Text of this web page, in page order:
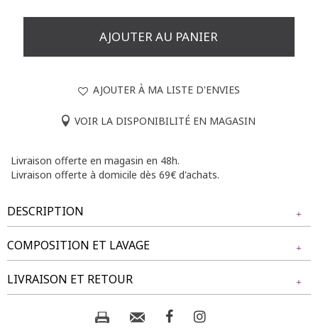
AJOUTER AU PANIER
AJOUTER À MA LISTE D'ENVIES
VOIR LA DISPONIBILITÉ EN MAGASIN
Livraison offerte en magasin en 48h.
Livraison offerte à domicile dès 69€ d'achats.
DESCRIPTION
Pantalon grande taille coupe ample. Longueur 7/8. Taille
élastiquée avec cordon de serrage et perles décoratives au
bout. 2 poches italiennes sur le devant. Motif floral
multicolore.
Notre mannequin Rafaela mesure 1m75 et porte un
COMPOSITION ET LAVAGE
Tissu principal : 87% VISCOSE, 13% POLYAMIDE
Composition et lavage :
LIVRAISON ET RETOUR
NOS MODES DE LIVRAISON